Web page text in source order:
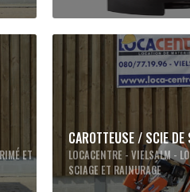
ET
CAROTTEUSE / SCIE
LOCACENTRE - VIELSALM -
SCIAGE ET RAINURAGE